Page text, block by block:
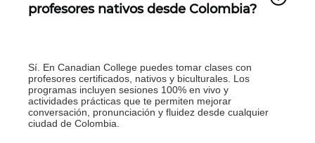
profesores nativos desde Colombia?
Sí. En Canadian College puedes tomar clases con
profesores certificados, nativos y biculturales. Los
programas incluyen sesiones 100% en vivo y
actividades prácticas que te permiten mejorar
conversación, pronunciación y fluidez desde cualquier
ciudad de Colombia.